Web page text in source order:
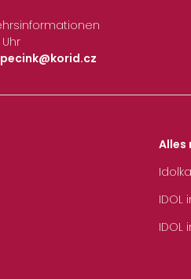
Alles
Idolka
IDOL